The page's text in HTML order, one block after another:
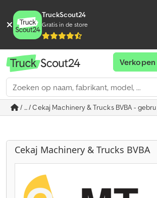
TruckScout24
Gratis in de store
Verkopen
/ ... / Cekaj Machinery & Trucks BVBA -
Cekaj Machinery & Trucks BVBA